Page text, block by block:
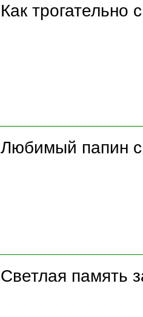
Как трогательно
Любимый папин
Светлая память